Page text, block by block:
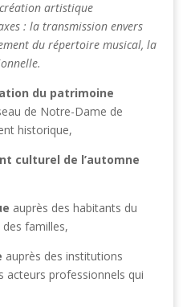
artistique
: la transmission envers
du répertoire musical, la
du patrimoine
de Notre-Dame de
historique,
culturel de l’automne
auprès des habitants du
familles,
auprès des institutions
acteurs professionnels qui